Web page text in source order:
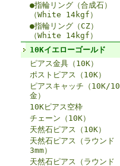
●指輪リング（合成石）
（White 14kgf）
●指輪リング（CZ）
（White 14kgf）
10Kイエローゴールド
ピアス金具（10K）
ポストピアス（10K）
ピアスキャッチ（10K/10
金）
10Kピアス空枠
チェーン（10K）
天然石ピアス（10K）
天然石ピアス（ラウンド
3mm）
天然石ピアス（ラウンド